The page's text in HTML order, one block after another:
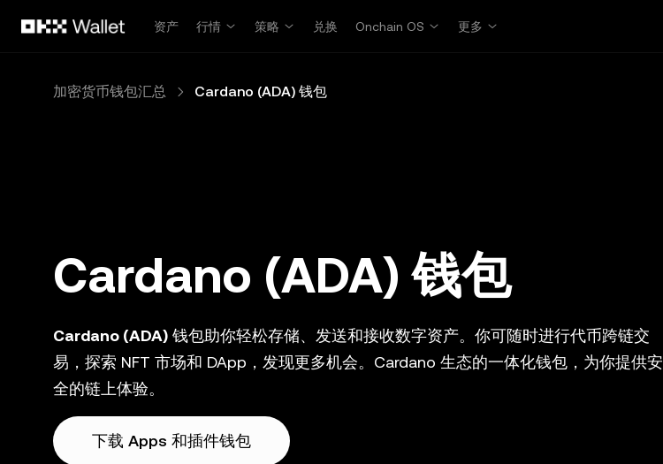
资产
行情 策略 兑换 Onchain OS 更多
加密货币钱包汇总 Cardano (ADA) 钱包
Cardano (ADA) 钱包
Cardano (ADA) 钱包助你轻松存储、发送和接收数字资产。你可随时进行代币跨链交
易，探索 NFT 市场和 DApp，发现更多机会。Cardano 生态的一体化钱包，为你提供安
全的链上体验。
下载 Apps 和插件钱包